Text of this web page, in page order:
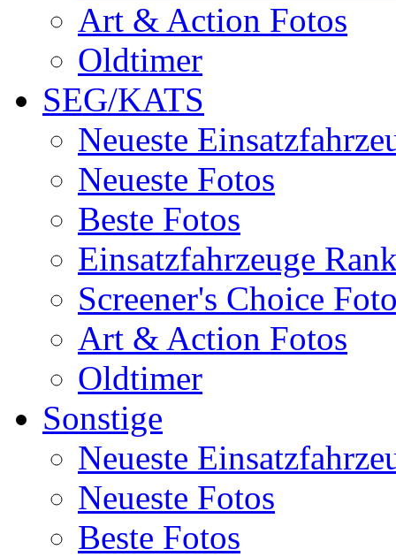
Art & Action Fotos
Oldtimer
SEG/KATS
Neueste
Neueste Fotos
Beste Fotos
Einsatzfahrzeuge
Screener's Choice
Art & Action Fotos
Oldtimer
Sonstige
Neueste
Neueste Fotos
Beste Fotos